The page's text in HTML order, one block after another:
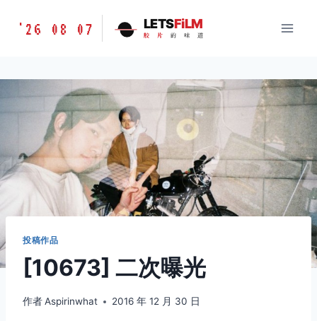
胶
味
道
LETSFILM
'26 08 07 LETSFiLM
胶 片 的 味 道
投稿作品
[10673] 二次曝光
作者Aspirinwhat 2016 年 12 月 30 日